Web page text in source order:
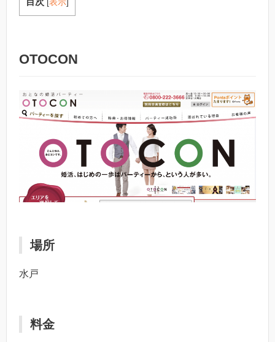
[表示]
OTOCON
場所
水戸
料金